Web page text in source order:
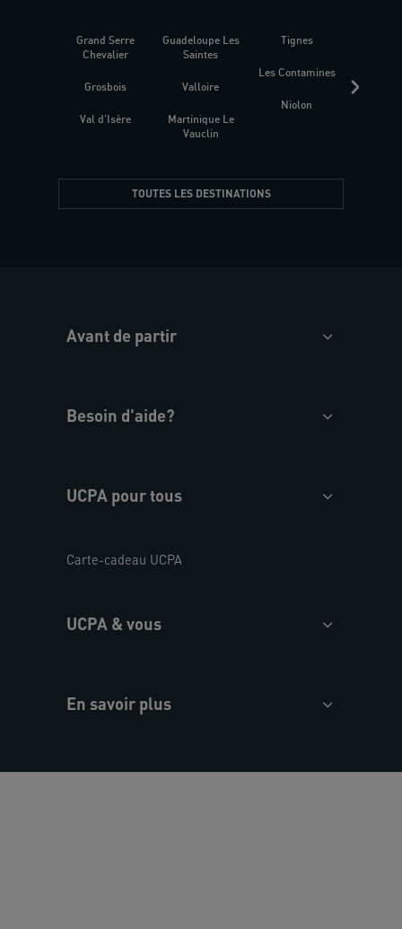
Grand Serre
Chevalier
Grosbois
Val d'Isère
Guadeloupe Les
Saintes
Valloire
Martinique Le
Vauclin
Tignes
Les Contamines
Niolon
TOUTES LES DESTINATIONS
Avant de partir
Besoin d'aide?
UCPA pour tous
Carte-cadeau UCPA
UCPA & vous
En savoir plus